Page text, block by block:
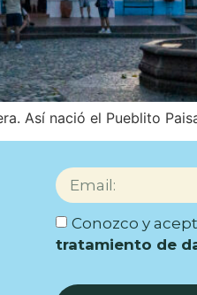
Así nació el Pueblito
Conozco y
tratamiento de